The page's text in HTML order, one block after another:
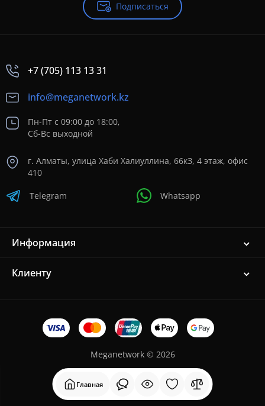
Главная
Подписаться
+7 (705) 113 13 31
info@meganetwork.kz
Пн-Пт с 09:00 до 18:00,
Сб-Вс выходной
г. Алматы, улица Хаби Халиуллина, 66кЗ, 4 этаж, офис
410
Telegram Whatsapp
Информация
Клиенту
Meganetwork © 2026